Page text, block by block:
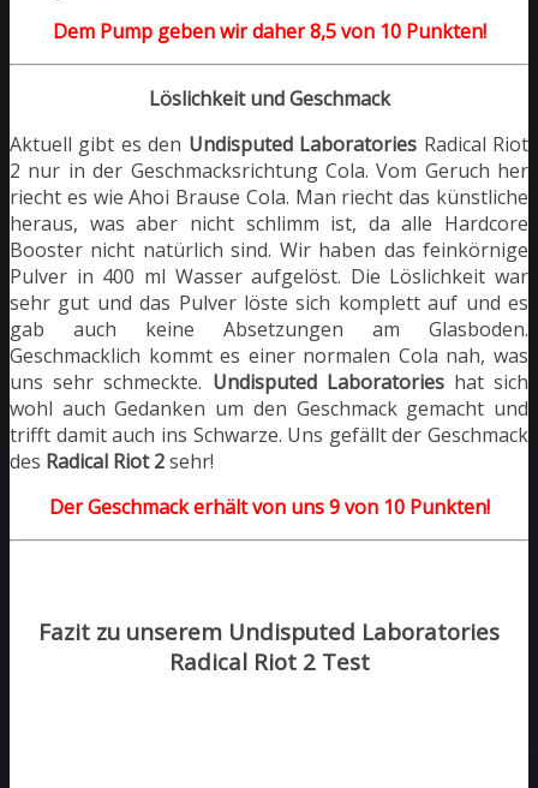
Dem Pump geben wir daher 8,5 von 10 Punkten!
Löslichkeit und Geschmack
Aktuell gibt es den Undisputed Laboratories Radical Riot
2 nur in der Geschmacksrichtung Cola. Vom Geruch her
riecht es wie Ahoi Brause Cola. Man riecht das künstliche
heraus, was aber nicht schlimm ist, da alle Hardcore
Booster nicht natürlich sind. Wir haben das feinkörnige
Pulver in 400 ml Wasser aufgelöst. Die Löslichkeit war
sehr gut und das Pulver löste sich komplett auf und es
gab auch keine Absetzungen am Glasboden.
Geschmacklich kommt es einer normalen Cola nah, was
uns sehr schmeckte. Undisputed Laboratorieshat sich
wohl auch Gedanken um den Geschmack gemacht und
trifft damit auch ins Schwarze. Uns gefällt der Geschmack
des Radical Riot 2sehr!
Der Geschmack erhält von uns 9 von 10 Punkten!
Fazit zu unserem Undisputed Laboratories
Radical Riot 2 Test